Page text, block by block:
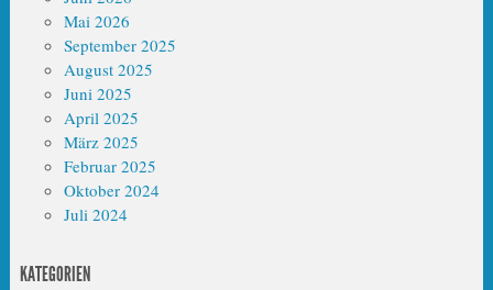
Mai 2026
September 2025
August 2025
Juni 2025
April 2025
März 2025
Februar 2025
Oktober 2024
Juli 2024
KATEGORIEN